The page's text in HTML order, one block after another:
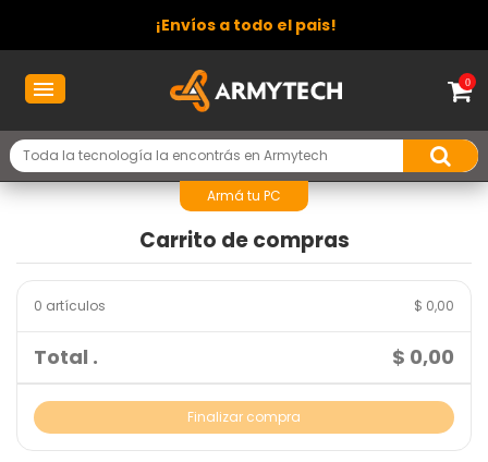
¡Envíos a todo el pais!
0
Armá tu PC
Carrito de compras
0 artículos $ 0,00
Total . $ 0,00
Finalizar compra